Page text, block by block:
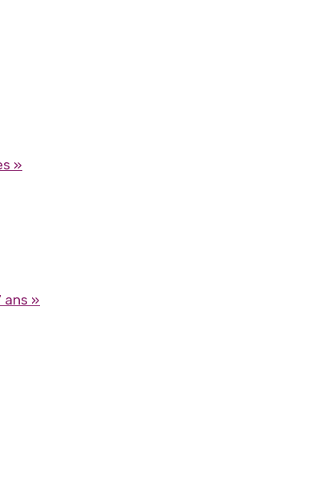
»
ans »